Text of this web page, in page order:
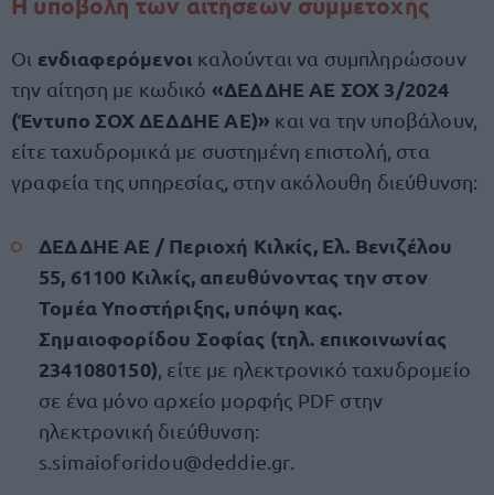
Οι ενδιαφερόμενοι καλούνται να συμπληρώσουν
την αίτηση με κωδικό «ΔΕΔΔΗΕ ΑΕ ΣΟΧ 3/2024
(Έντυπο ΣΟΧ ΔΕΔΔΗΕ ΑΕ)» και να την υποβάλουν,
είτε ταχυδρομικά με συστημένη επιστολή, στα
γραφεία της υπηρεσίας, στην ακόλουθη διεύθυνση:
ΔΕΔΔΗΕ ΑΕ / Περιοχή Κιλκίς, Ελ. Βενιζέλου
55, 61100 Κιλκίς, απευθύνοντας την στον
Τομέα Υποστήριξης, υπόψη κας.
Σημαιοφορίδου Σοφίας (τηλ. επικοινωνίας
2341080150) , είτε με ηλεκτρονικό ταχυδρομείο
σε ένα μόνο αρχείο μορφής PDF στην
ηλεκτρονική διεύθυνση:
s.simaioforidou@deddie.gr.